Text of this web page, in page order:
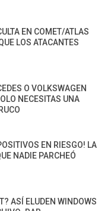
EN COMET/ATLAS
LOS ATACANTES
O VOLKSWAGEN
NECESITAS UNA
EN RIESGO! LA
NADIE PARCHEÓ
ASÍ ELUDEN WINDOWS